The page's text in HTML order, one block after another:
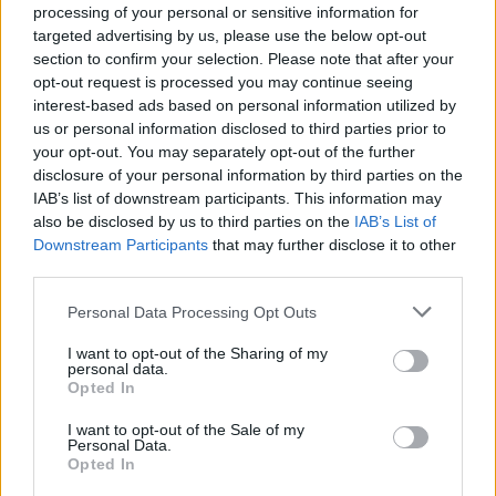
processing of your personal or sensitive information for
targeted advertising by us, please use the below opt-out
section to confirm your selection. Please note that after your
opt-out request is processed you may continue seeing
interest-based ads based on personal information utilized by
us or personal information disclosed to third parties prior to
your opt-out. You may separately opt-out of the further
disclosure of your personal information by third parties on the
IAB’s list of downstream participants. This information may
also be disclosed by us to third parties on the IAB’s List of
Downstream Participants that may further disclose it to other
Personal Data Processing Opt Outs
I want to opt-out of the Sharing of my
personal data.
Opted In
I want to opt-out of the Sale of my
Personal Data.
Opted In
Con una alta exigencia tanto en conocimientos
físicos como matemáticos y, por supuesto, químicos,
esta
ingeniería interdisciplinar no es una carrera
sencilla. Con un importante foco en el área de
investigación y desarrollo, esta carrera exige el
aprendizaje no sólo de los procesos asociados a la
industria química, sino de los medios para concebir